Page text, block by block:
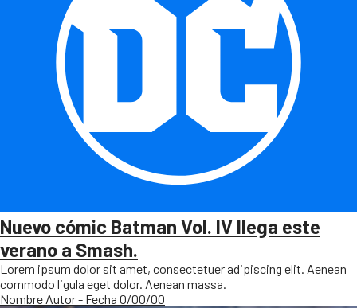
Nuevo cómic Batman Vol. IV llega este
verano a Smash.
Lorem ipsum dolor sit amet, consectetuer adipiscing elit. Aenean
commodo ligula eget dolor. Aenean massa.
Nombre Autor - Fecha 0/00/00